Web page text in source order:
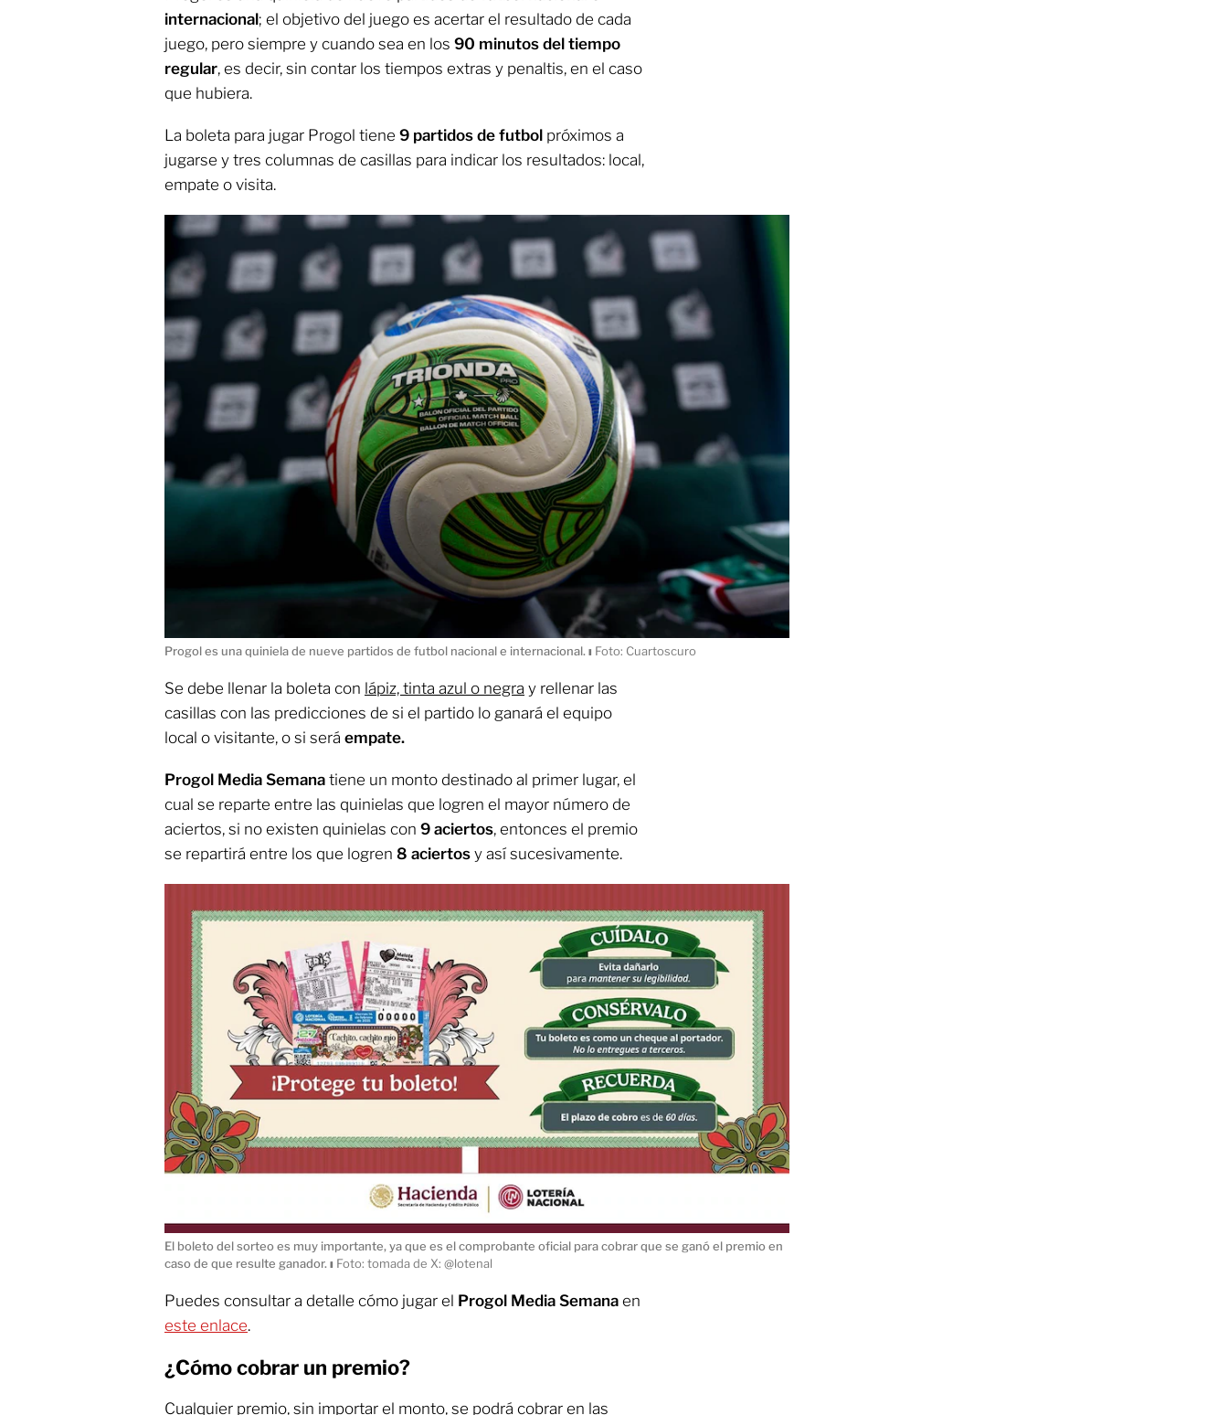
internacional; el objetivo del juego es acertar el resultado de cada
juego, pero siempre y cuando sea en los 90 minutos del tiempo
regular, es decir, sin contar los tiempos extras y penaltis, en el caso
que hubiera.
La boleta para jugar Progol tiene 9 partidos de futbol próximos a
jugarse y tres columnas de casillas para indicar los resultados: local,
empate o visita.
Progol es una quiniela de nueve partidos de futbol nacional e internacional. ı Foto: Cuartoscuro
Se debe llenar la boleta con lápiz, tinta azul o negra y rellenar las
casillas con las predicciones de si el partido lo ganará el equipo
local o visitante, o si será empate.
Progol Media Semana tiene un monto destinado al primer lugar, el
cual se reparte entre las quinielas que logren el mayor número de
aciertos, si no existen quinielas con 9 aciertos, entonces el premio
se repartirá entre los que logren 8 aciertos y así sucesivamente.
El boleto del sorteo es muy importante, ya que es el comprobante oficial para cobrar que se ganó el premio en
caso de que resulte ganador. ı Foto: tomada de X: @lotenal
Puedes consultar a detalle cómo jugar el Progol Media Semana en
este enlace.
¿Cómo cobrar un premio?
Cualquier premio, sin importar el monto, se podrá cobrar en las